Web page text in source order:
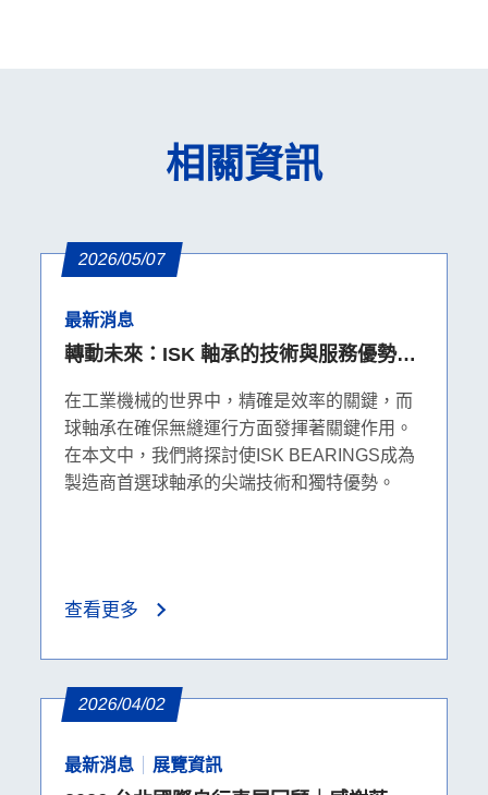
相關資訊
2026/05/07
最新消息
轉動未來：ISK 軸承的技術與服務優勢，
盾
在工業機械的世界中，精確是效率的關鍵，而
球軸承在確保無縫運行方面發揮著關鍵作用。
在本文中，我們將探討使ISK BEARINGS成為
製造商首選球軸承的尖端技術和獨特優勢。
查看更多
2026/04/02
最新消息 展覽資訊